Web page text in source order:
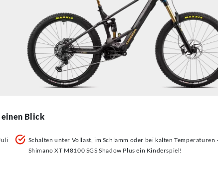
Blick
Schalten unter Vollast, im Schlamm oder bei kalten Temperaturen
Shimano XT M8100 SGS Shadow Plus ein Kinderspiel!